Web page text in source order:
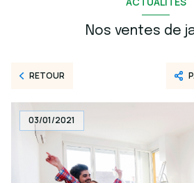
Nos ventes de
RETOUR
03/01/2021